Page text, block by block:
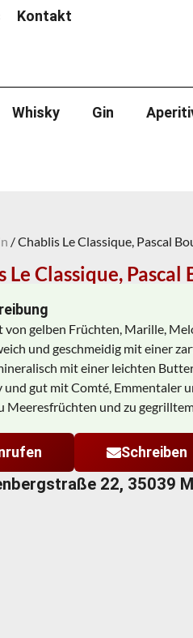
Kontakt
Whisky Gin
/ Chablis Le Classique, Pascal
Le Classique, Pascal
von gelben Früchten, Marille,
und geschmeidig mit einer
mit einer leichten
gut mit Comté, Emmentaler
Meeresfrüchten und zu
Schreiben
22, 35039